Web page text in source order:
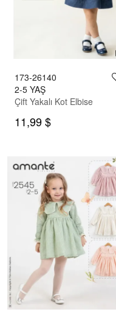
173-26140
2-5 YAŞ
Çift Yakalı Kot Elbise
11,99 $